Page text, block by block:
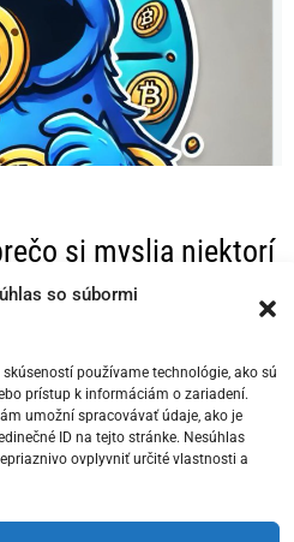
so súbormi
používame technológie, ako sú
prístup k informáciám o zariadení.
umožní spracovávať údaje, ako je
ID na tejto stránke. Nesúhlas
ovplyvniť určité vlastnosti a
si myslia niektorí
Bitcoin dosahuje